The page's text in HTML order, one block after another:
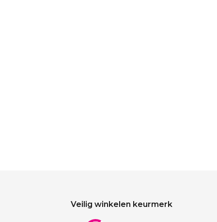
Veilig winkelen keurmerk